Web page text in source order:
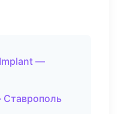
—